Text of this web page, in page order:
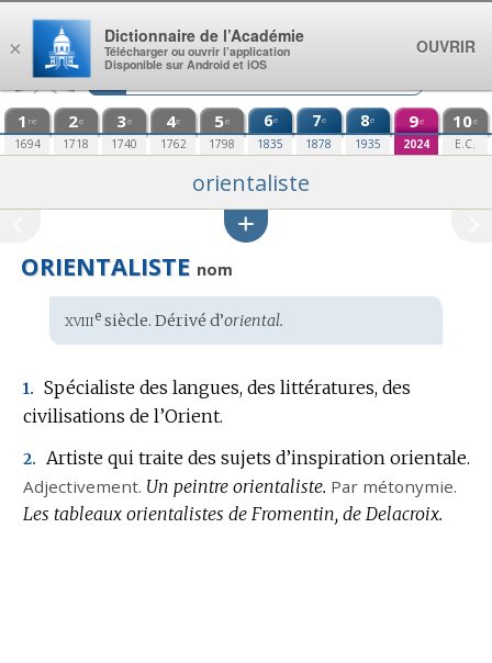
Aller au contenu
1 re
1694
2e
1718
3e
1740
4e
1762
5e
1798
6e
1835
7e
1878
8e
1935
9e
2024
10e
E.C.
orientaliste
ORIENTALISTE nom
Étymologie
:
xviiiesiècle. Dérivé d’oriental.
1. Spécialiste des langues, des littératures, des
civilisations de l’Orient.
2. Artiste qui traite des sujets d’inspiration orientale.
Adjectivement. Un peintre orientaliste. Par métonymie.
Les tableaux orientalistes de Fromentin, de Delacroix.
×
Dictionnaire de l’Académie
Télécharger ou ouvrir l’application
Disponible sur Android et iOS
OUVRIR